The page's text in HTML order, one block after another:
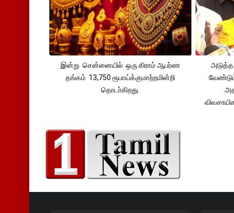
இன்று சென்னையில் ஒரு கிராம் ஆபர்ண
தங்கம் 13,750 ரூபாய்க்குமாற்றமின்றி
தொடா்கிறது.
அடுத்த